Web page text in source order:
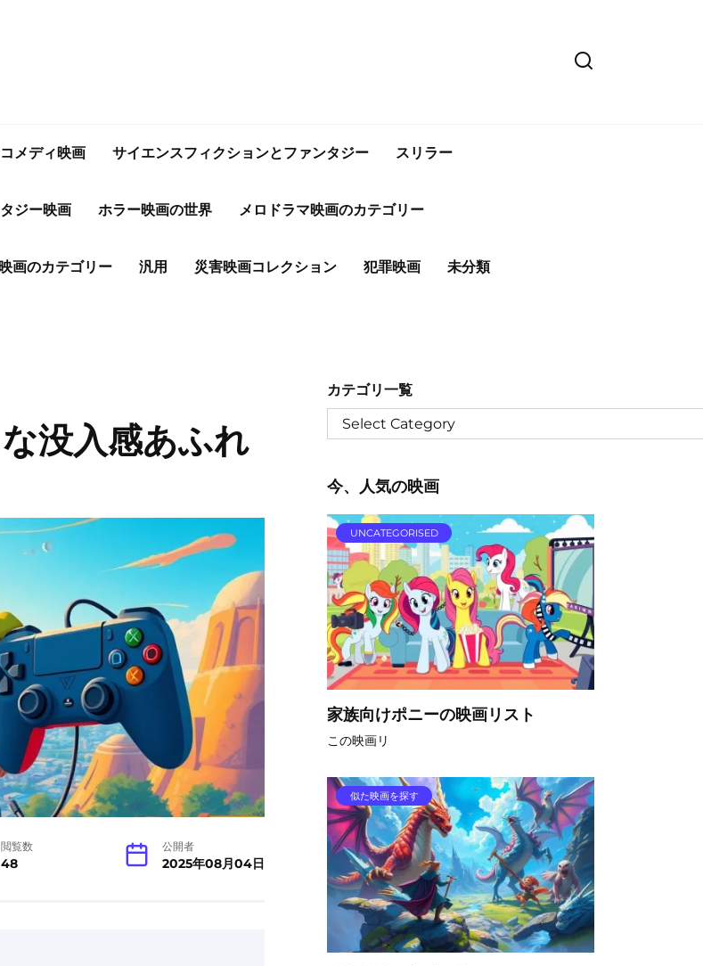
コメディ映画 サイエンスフィクションとファンタジー スリラー
ジー映画 ホラー映画の世界 メロドラマ映画のカテゴリー
画のカテゴリー 汎用 災害映画コレクション 犯罪映画 未分類
没入感あふれ
閲覧数
48
公開者
2025年08月04日
カテゴリ一覧
今、人気の映画
UNCATEGORISED
家族向けポニーの映画リスト
この映画リ
似た映画を探す